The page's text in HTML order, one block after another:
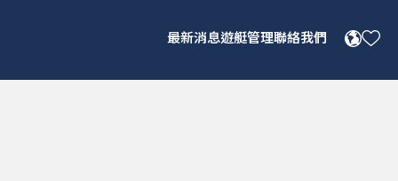
最新消息遊艇管理聯絡我們